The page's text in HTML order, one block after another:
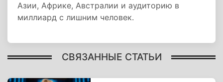
Азии, Африке, Австралии и аудиторию в
миллиард с лишним человек.
СВЯЗАННЫЕ СТАТЬИ